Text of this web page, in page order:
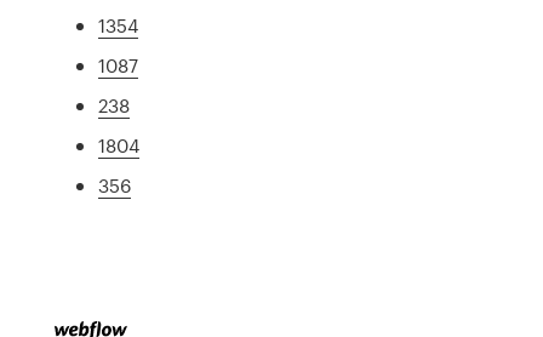
1354
1087
238
1804
356